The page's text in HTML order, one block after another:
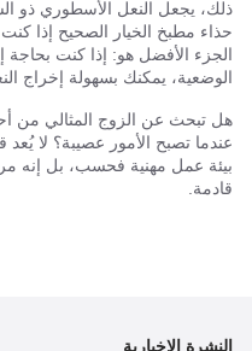
ذلك، يجعل النعل الأسطوري ذو
حذاء مطبخ الخيار الصحيح إذا
الجزء الأفضل هو: إذا كنت
الوضعية، يمكنك بسهولة إخراج
هل تبحث عن الزوج المثالي من
عندما تصبح الأمور عصيبة؟ لا يُعد
بيئة عمل مهنية فحسب، بل إنه
قادمة.
النشرة الإخبارية